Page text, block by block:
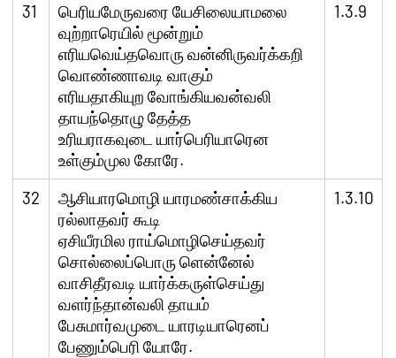
31
பெரியமேருவரை யேசிலையாமலை
வுற்றாரெயில் மூன்றும்
எரியவெய்தவொரு வன்னிருவர்க்கறி
வொண்ணாவடி வாகும்
எரியதாகியுற வோங்கியவன்வலி
தாயந்தொழு தேத்த
உரியராகவுடை யார்பெரியாரென
உள்கும்முல கோரே.
1.3.9
32
ஆசியாரமொழி யாரமண்சாக்கிய
ரல்லாதவர் கூடி
ஏசியீரமில ராய்மொழிசெய்தவர்
சொல்லைப்பொரு ளென்னேல்
வாசிதீரவடி யார்க்கருள்செய்து
வளர்ந்தான்வலி தாயம்
பேசுமார்வமுடை யாரடியாரெனப்
பேணும்பெரி யோரே.
1.3.10